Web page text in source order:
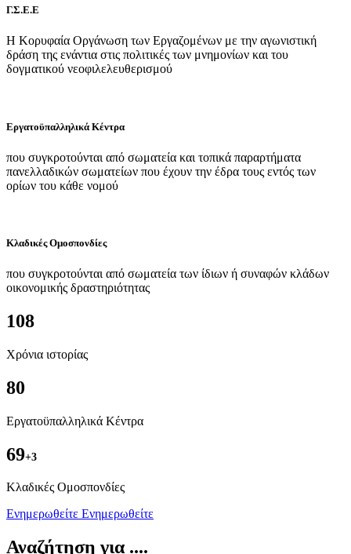
Γ.Σ.Ε.Ε
Η Κορυφαία Οργάνωση των Εργαζομένων με την αγωνιστική
δράση της ενάντια στις πολιτικές των μνημονίων και του
δογματικού νεοφιλελευθερισμού
Εργατοϋπαλληλικά Κέντρα
που συγκροτούνται από σωματεία και τοπικά παραρτήματα
πανελλαδικών σωματείων που έχουν την έδρα τους εντός των
ορίων του κάθε νομού
Κλαδικές Ομοσπονδίες
που συγκροτούνται από σωματεία των ίδιων ή συναφών κλάδων
οικονομικής δραστηριότητας
108
Χρόνια ιστορίας
80
Εργατοϋπαλληλικά Κέντρα
69+3
Kλαδικές Ομοσπονδίες
Ενημερωθείτε Ενημερωθείτε
Αναζήτηση για ....